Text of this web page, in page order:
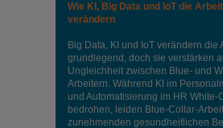
Wie KI, Big Data und IoT die
verändern
Big Data, KI und IoT verändern die
grundlegend, doch sie verstärken
Ungleichheit zwischen Blue- und
Arbeitern. Während KI im
und Automatisierung im HR White-
bedrohen, leiden Blue-Collar-
zunehmenden gesundheitlichen